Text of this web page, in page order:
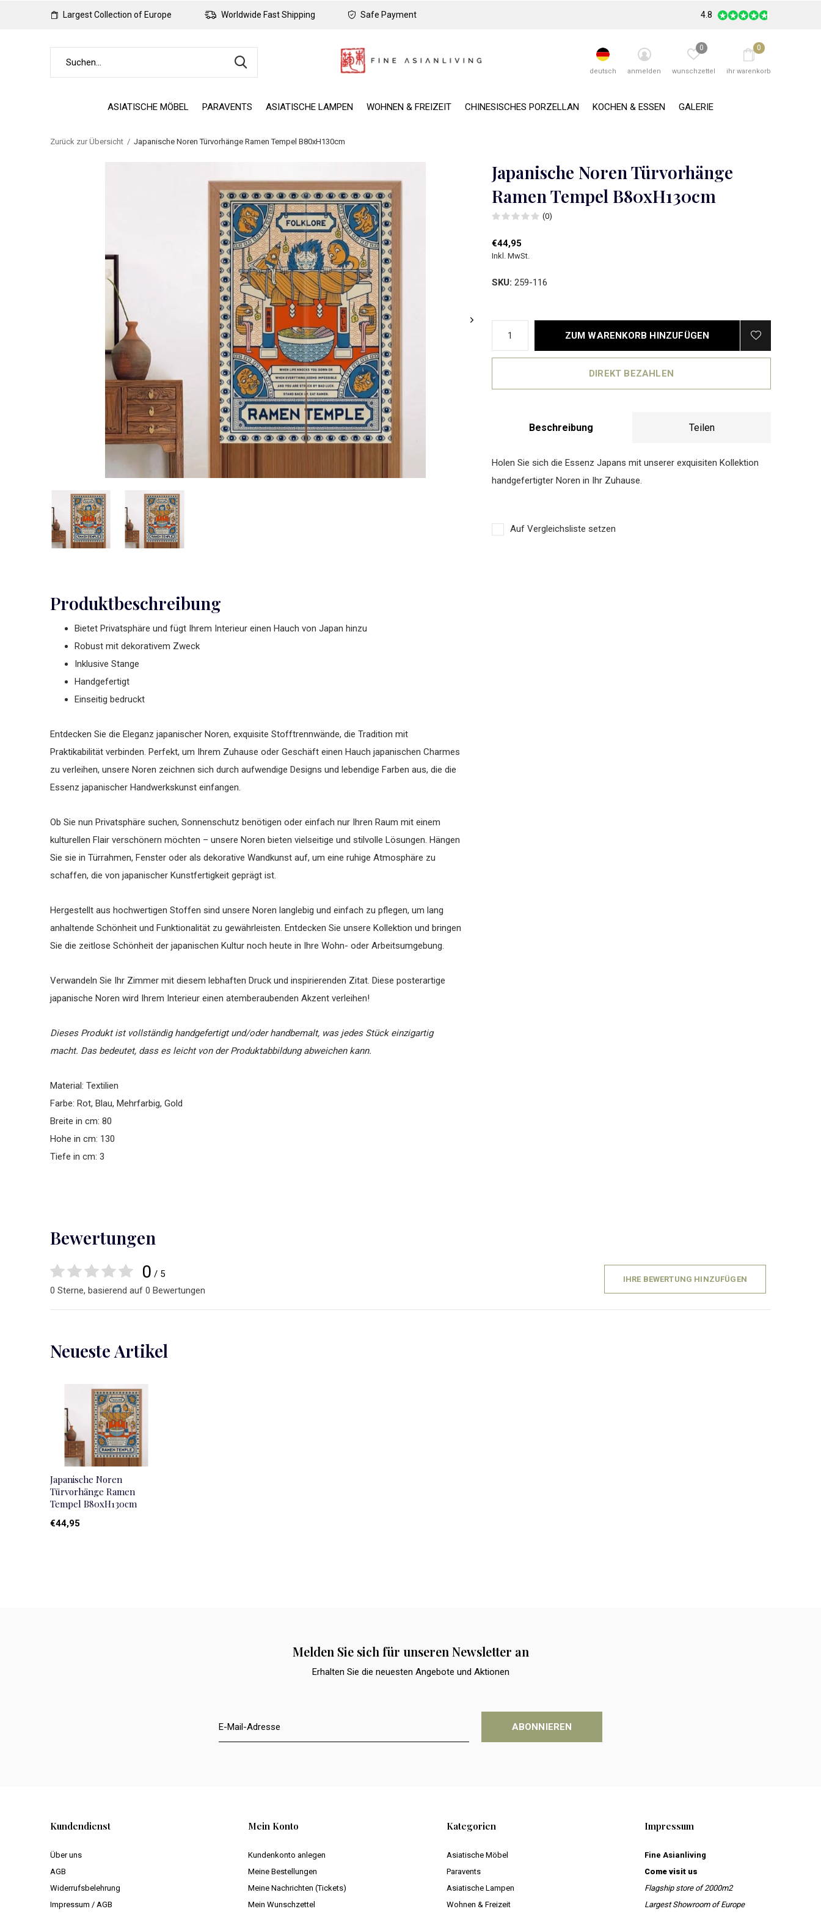
ASIATISCHE MÖBEL PARAVENTS ASIATISCHE LAMPEN WOHNEN & FREIZEIT CHINESISCHES PORZELLAN KOCHEN & ESSEN GALERIE
deutsch anmelden wunschzettel
0
ihr warenkorb
0
Largest Collection of Europe Worldwide Fast Shipping Safe Payment 4.8
Zurück zur Übersicht Japanische Noren Türvorhänge Ramen Tempel B80xH130cm
Japanische Noren Türvorhänge
Ramen Tempel B80xH130cm
(0)
€44,95
Inkl. MwSt.
SKU: 259-116
ZUM WARENKORB HINZUFÜGEN
DIREKT BEZAHLEN
Beschreibung Teilen
Holen Sie sich die Essenz Japans mit unserer exquisiten Kollektion
handgefertigter Noren in Ihr Zuhause.
Auf Vergleichsliste setzen
Produktbeschreibung
Bietet Privatsphäre und fügt Ihrem Interieur einen Hauch von Japan hinzu
Robust mit dekorativem Zweck
Inklusive Stange
Handgefertigt
Einseitig bedruckt
Entdecken Sie die Eleganz japanischer Noren, exquisite Stofftrennwände, die Tradition mit
Praktikabilität verbinden. Perfekt, um Ihrem Zuhause oder Geschäft einen Hauch japanischen Charmes
zu verleihen, unsere Noren zeichnen sich durch aufwendige Designs und lebendige Farben aus, die die
Essenz japanischer Handwerkskunst einfangen.
Ob Sie nun Privatsphäre suchen, Sonnenschutz benötigen oder einfach nur Ihren Raum mit einem
kulturellen Flair verschönern möchten – unsere Noren bieten vielseitige und stilvolle Lösungen. Hängen
Sie sie in Türrahmen, Fenster oder als dekorative Wandkunst auf, um eine ruhige Atmosphäre zu
schaffen, die von japanischer Kunstfertigkeit geprägt ist.
Hergestellt aus hochwertigen Stoffen sind unsere Noren langlebig und einfach zu pflegen, um lang
anhaltende Schönheit und Funktionalität zu gewährleisten. Entdecken Sie unsere Kollektion und bringen
Sie die zeitlose Schönheit der japanischen Kultur noch heute in Ihre Wohn- oder Arbeitsumgebung.
Verwandeln Sie Ihr Zimmer mit diesem lebhaften Druck und inspirierenden Zitat. Diese posterartige
japanische Noren wird Ihrem Interieur einen atemberaubenden Akzent verleihen!
Dieses Produkt ist vollständig handgefertigt und/oder handbemalt, was jedes Stück einzigartig
macht. Das bedeutet, dass es leicht von der Produktabbildung abweichen kann.
Material: Textilien
Farbe: Rot, Blau, Mehrfarbig, Gold
Breite in cm: 80
Hohe in cm: 130
Tiefe in cm: 3
Bewertungen
0 / 5
0 Sterne, basierend auf 0 Bewertungen
IHRE BEWERTUNG HINZUFÜGEN
Neueste Artikel
Japanische Noren
Türvorhänge Ramen
Tempel B80xH130cm
€44,95
Melden Sie sich für unseren Newsletter an
Erhalten Sie die neuesten Angebote und Aktionen
ABONNIEREN
Kundendienst
Über uns
AGB
Widerrufsbelehrung
Impressum / AGB
Mein Konto
Kundenkonto anlegen
Meine Bestellungen
Meine Nachrichten (Tickets)
Mein Wunschzettel
Kategorien
Asiatische Möbel
Paravents
Asiatische Lampen
Wohnen & Freizeit
Impressum
Fine Asianliving
Come visit us
Flagship store of 2000m2
Largest Showroom of Europe